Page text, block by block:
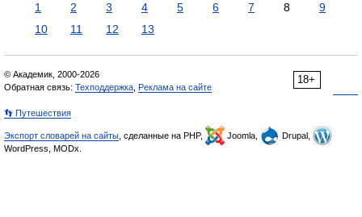
1 2 3 4 5 6 7 8
9
10
11 12 13
18+
© Академик, 2000-2026
Обратная связь: Техподдержка Реклама на сайте
👣 Путешествия
Экспорт словарей на сайты , сделанные на PHP, Joomla,
Drupal,
WordPress, MODx.